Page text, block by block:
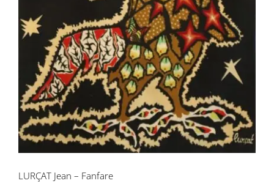
Contactez-nous
LURÇAT Jean – Fanfare